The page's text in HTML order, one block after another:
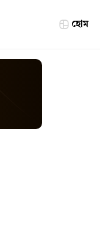
হোম